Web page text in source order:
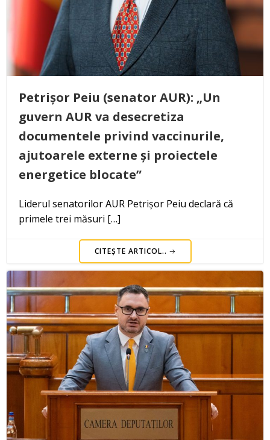
Petrișor Peiu (senator AUR): „Un
guvern AUR va desecretiza
documentele privind vaccinurile,
ajutoarele externe și proiectele
energetice blocate”
Liderul senatorilor AUR Petrișor Peiu declară că
primele trei măsuri […]
CITEȘTE ARTICOL..